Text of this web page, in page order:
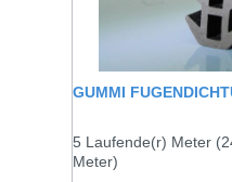
GUMMI
5 Laufende(r) Meter
Meter)